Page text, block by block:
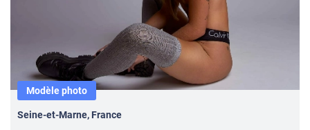
Modèle photo
Seine-et-Marne, France